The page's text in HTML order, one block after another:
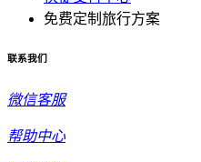
免费定制旅行方案
联系我们
微信客服
帮助中心